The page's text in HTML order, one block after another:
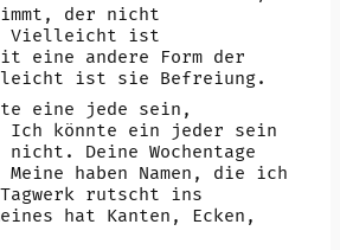
der nicht
Vielleicht ist
eine andere Form der
ist sie Befreiung.
eine jede sein,
Ich könnte ein jeder sein
Deine Wochentage
haben Namen, die ich
rutscht ins
hat Kanten, Ecken,